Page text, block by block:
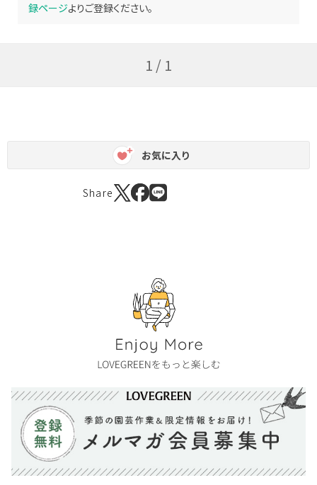
録ページよりご登録ください。
1 / 1
お気に入り
Share